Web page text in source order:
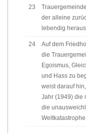
23
der alleine
lebendig heraus.
24
Auf dem
die
Egoismus,
und Hass zu
weist darauf
Jahr (1949) die
die